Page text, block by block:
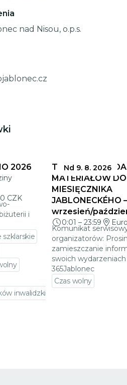
nad Nisou, o.p.s.
2026
CZK
i
inwalidzkich
Nd 9. 8. 2026
TERMINY
MATERIAŁÓW DO
MIESIĘCZNIKA
JABLONECKÉHO –
wrzesień/
0:01 – 23:59
Komunikat
organizatorów:
zamieszczanie
swoich
365Jablonec
Czas wolny